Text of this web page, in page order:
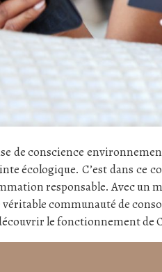
de conscience
écologique. C’est dans ce
responsable. Avec un
véritable communauté de
le fonctionnement de